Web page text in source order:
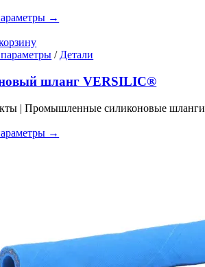
выбрать
странице
товара.
→
Этот
имеет
несколько
Опции
выбрать
/ Детали
шланг VERSILIC®
| Промышленные силиконовые шланги
→